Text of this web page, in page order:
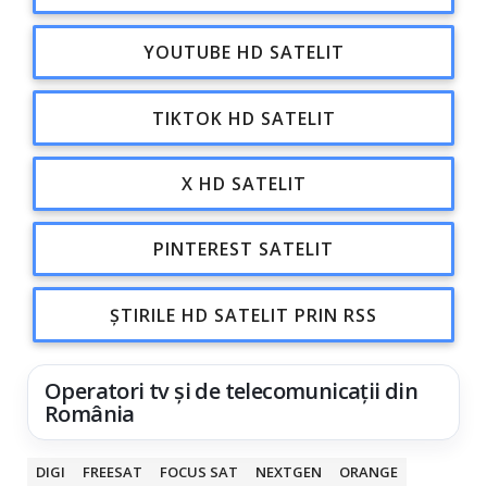
YOUTUBE HD SATELIT
TIKTOK HD SATELIT
X HD SATELIT
PINTEREST SATELIT
ȘTIRILE HD SATELIT PRIN RSS
Operatori tv și de telecomunicații din
România
DIGI FREESAT FOCUS SAT NEXTGEN
ORANGE